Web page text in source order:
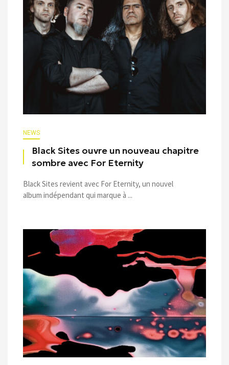
NEWS
Black Sites ouvre un nouveau chapitre
sombre avec For Eternity
Black Sites revient avec For Eternity, un nouvel
album indépendant qui marque à ...